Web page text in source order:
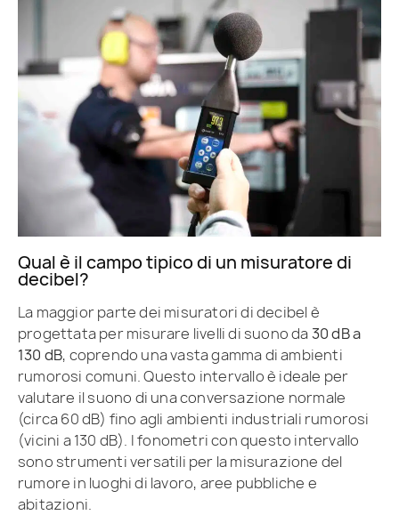
Qual è il campo tipico di un misuratore di
decibel?
La maggior parte dei misuratori di decibel è
progettata per misurare livelli di suono da30 dB a
130 dB, coprendo una vasta gamma di ambienti
rumorosi comuni. Questo intervallo è ideale per
valutare il suono di una conversazione normale
(circa 60 dB) fino agli ambienti industriali rumorosi
(vicini a 130 dB). I fonometri con questo intervallo
sono strumenti versatili per la misurazione del
rumore in luoghi di lavoro, aree pubbliche e
abitazioni.